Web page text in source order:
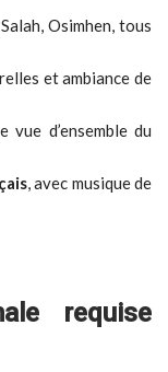
Osimhen, tous
et ambiance de
vue d’ensemble du
, avec musique de
requise